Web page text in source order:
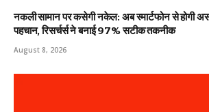
नकली सामान पर कसेगी नकेल: अब स्मार्टफोन से होगी
पहचान, रिसर्चर्स ने बनाई 97% सटीक तकनीक
August 8, 2026